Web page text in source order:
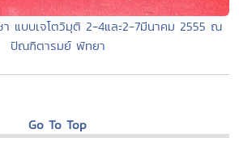
า แบบเจโตวิมุติ 2-4และ2-7มีนาคม 2555 ณ
ปัณฑิตารมย์ พัทยา
Go To Top